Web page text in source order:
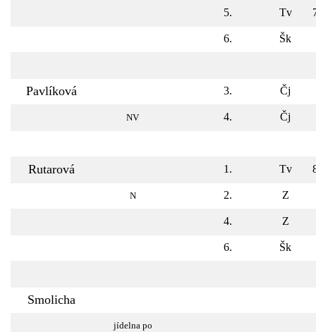
5. Tv
6. Šk
Pavlíková 3. Čj
NV 4. Čj
Rutarová 1. Tv
N 2. Z
4. Z
6. Šk
Smolicha
jídelna po